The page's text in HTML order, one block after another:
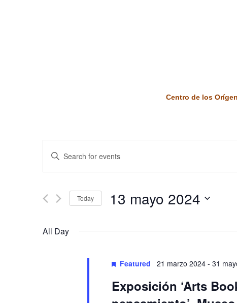
Centro de los
Events
Search
and
Views
Navigation
Enter
Keyword.
Search
Events
Today 13 mayo 2024
All Day
Featured 21 marzo 2024- 31
Exposición ‘Arts